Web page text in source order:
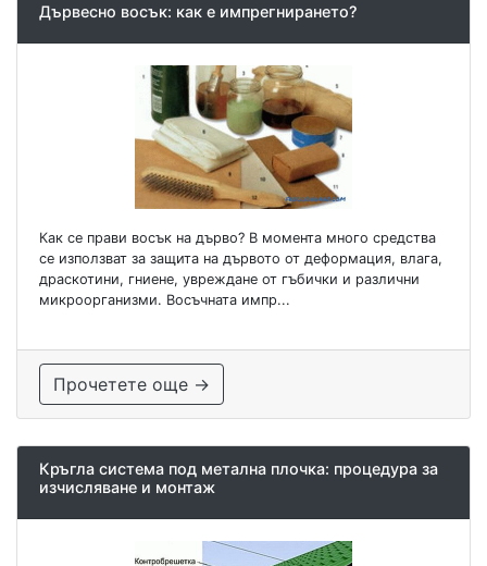
Дървесно восък: как е импрегнирането?
Как се прави восък на дърво? В момента много средства
се използват за защита на дървото от деформация, влага,
драскотини, гниене, увреждане от гъбички и различни
микроорганизми. Восъчната импр...
Прочетете още →
Кръгла система под метална плочка: процедура за
изчисляване и монтаж